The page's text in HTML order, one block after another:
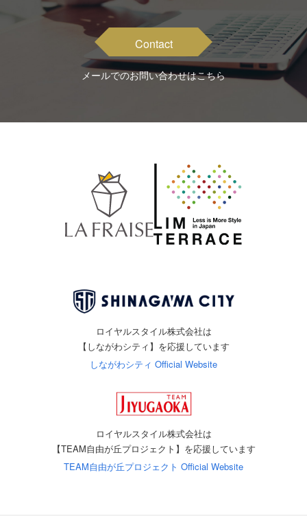
Contact
メールでのお問い合わせはこちら
ロイヤルスタイル株式会社は
【しながわシティ】を応援しています
しながわシティ Official Website
ロイヤルスタイル株式会社は
【TEAM自由が丘プロジェクト】を応援しています
TEAM自由が丘プロジェクト Official Website